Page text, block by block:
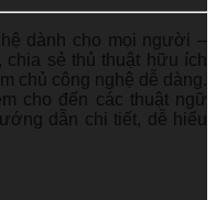
dành cho mọi người –
sẻ thủ thuật hữu ích
chủ công nghệ dễ dàng.
cho đến các thuật ngữ
dẫn chi tiết, dễ hiểu